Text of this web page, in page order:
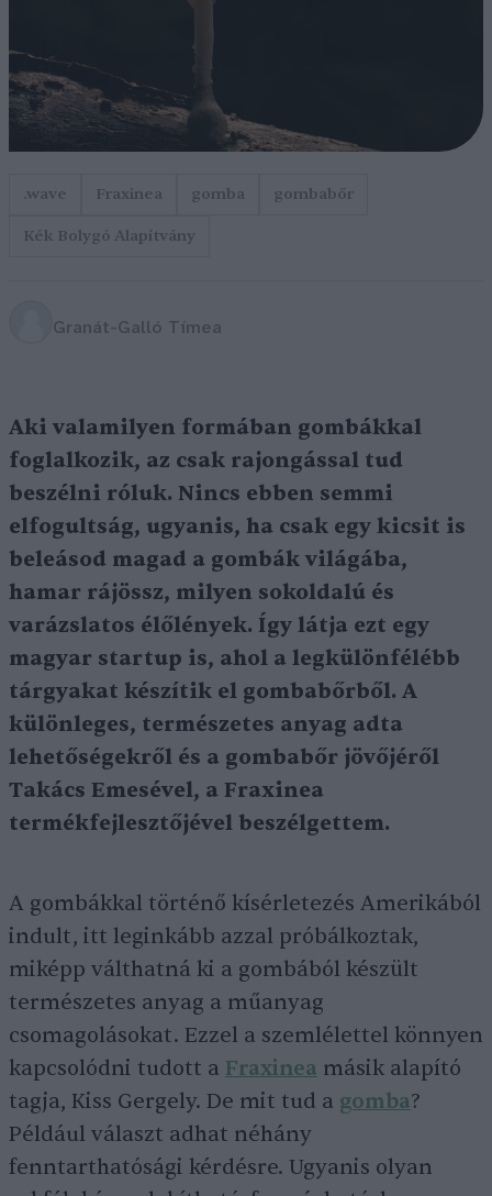
.wave Fraxinea gomba
gombabőr
Kék Bolygó Alapítvány
Granát-Galló Tímea
Aki valamilyen formában gombákkal
foglalkozik, az csak rajongással tud
beszélni róluk. Nincs ebben semmi
elfogultság, ugyanis, ha csak egy kicsit is
beleásod magad a gombák világába,
hamar rájössz, milyen sokoldalú és
varázslatos élőlények. Így látja ezt egy
magyar startup is, ahol a legkülönfélébb
tárgyakat készítik el gombabőrből. A
különleges, természetes anyag adta
lehetőségekről és a gombabőr jövőjéről
Takács Emesével, a Fraxinea
termékfejlesztőjével beszélgettem.
A gombákkal történő kísérletezés Amerikából
indult, itt leginkább azzal próbálkoztak,
miképp válthatná ki a gombából készült
természetes anyag a műanyag
csomagolásokat. Ezzel a szemlélettel könnyen
kapcsolódni tudott a Fraxinea másik alapító
tagja, Kiss Gergely. De mit tud a gomba?
Például választ adhat néhány
fenntarthatósági kérdésre. Ugyanis olyan